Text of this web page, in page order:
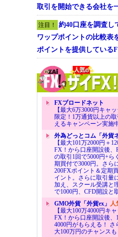
取引を開始できる会社を
注目！
約40口座を調査し
ワップポイントの比較表
ポイントを提供している
FXブロードネット
【最大6万3000円キャ
限定！1万通貨以上の
えるキャンペーン実施
外為どっとコム「外貨
【最大101万2000円＋
FX！から口座開設後
の取引1回で5000円+ら
期買付で3000円。さら
200FXポイント＆定期
イント。さらに取引量
加え、スクール受講と
で1000円、CFD開設と
GMO外貨「外貨ex」 人
【最大100万4000円キ
FX！から口座開設後、
4000円がもらえる！
大100万円のチャンスも